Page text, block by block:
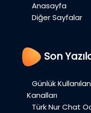
Anasayfa
Diğer Sayfalar
Son
Günlük
Kanalları
Türk Nur Chat